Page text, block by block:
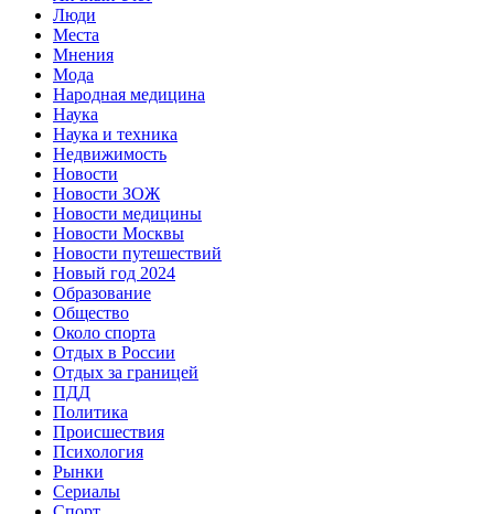
Люди
Места
Мнения
Мода
Народная медицина
Наука
Наука и техника
Недвижимость
Новости
Новости ЗОЖ
Новости медицины
Новости Москвы
Новости путешествий
Новый год 2024
Образование
Общество
Около спорта
Отдых в России
Отдых за границей
ПДД
Политика
Происшествия
Психология
Рынки
Сериалы